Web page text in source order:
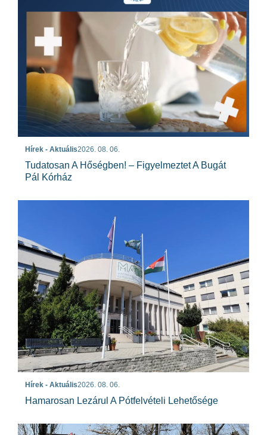
Hírek - Aktuális2026. 08. 06.
Tudatosan A Hőségben! – Figyelmeztet A Bugát
Pál Kórház
Hírek - Aktuális2026. 08. 06.
Hamarosan Lezárul A Pótfelvételi Lehetősége